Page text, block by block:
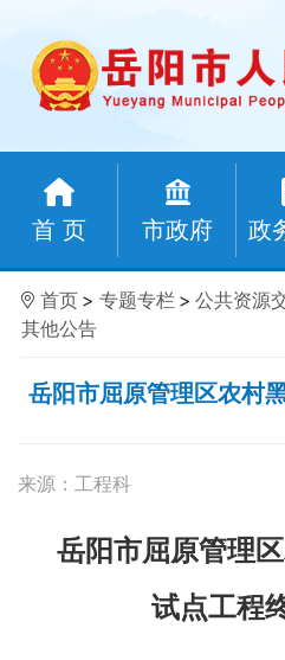
首 页 市政府 政
首页 > 专题专栏 > 公共资源
其他公告
岳阳市屈原管理区农村
来源：工程科
岳阳市屈原管理
试点工程